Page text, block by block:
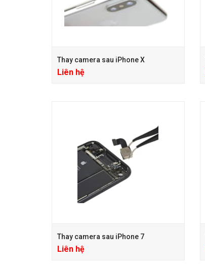
Thay camera sau iPhone X
Liên hệ
Thay camera sau iPhone 7
Liên hệ